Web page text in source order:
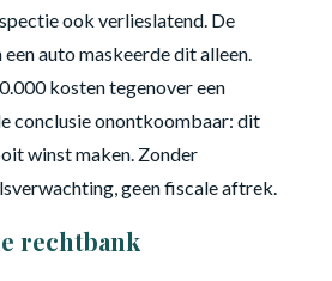
ook verlieslatend. De
auto maskeerde dit alleen.
kosten tegenover een
conclusie onontkoombaar: dit
winst maken. Zonder
geen fiscale aftrek.
rechtbank